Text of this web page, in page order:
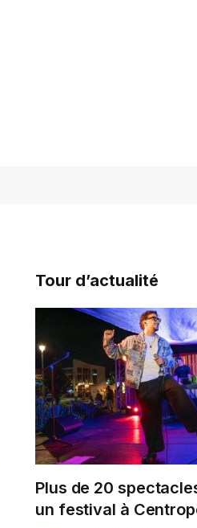
Tour d’actualité
Plus de 20
un festival à